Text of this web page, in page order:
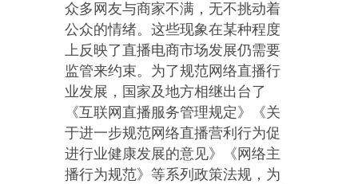
众多网友与商家不满，无不挑动着
公众的情绪。这些现象在某种程度
上反映了直播电商市场发展仍需要
监管来约束。为了规范网络直播行
业发展，国家及地方相继出台了
《互联网直播服务管理规定》《关
于进一步规范网络直播营利行为促
进行业健康发展的意见》《网络主
播行为规范》等系列政策法规，为